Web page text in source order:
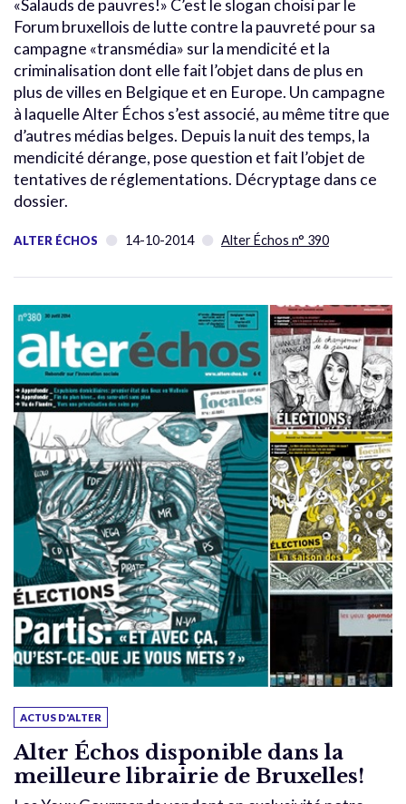
«Salauds de pauvres!» C’est le slogan choisi par le
Forum bruxellois de lutte contre la pauvreté pour sa
campagne «transmédia» sur la mendicité et la
criminalisation dont elle fait l’objet dans de plus en
plus de villes en Belgique et en Europe. Un campagne
à laquelle Alter Échos s’est associé, au même titre que
d’autres médias belges. Depuis la nuit des temps, la
mendicité dérange, pose question et fait l’objet de
tentatives de réglementations. Décryptage dans ce
dossier.
ALTER ÉCHOS 14-10-2014 Alter Échos n° 390
ACTUS D'ALTER
Alter Échos disponible dans la
meilleure librairie de Bruxelles!